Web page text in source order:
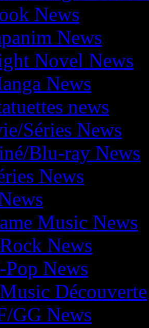
News
News
Novel News
News
news
Séries News
Blu-ray News
News
Music News
News
News
Découverte
GG News